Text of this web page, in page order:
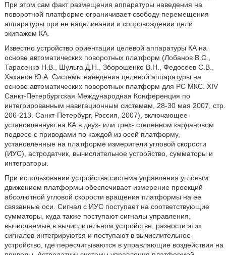
При этом сам факт размещения аппаратуры наведения на
поворотной платформе ограничивает свободу перемещения
аппаратуры при ее нацеливании и сопровождении цели
экипажем КА.
Известно устройство ориентации целевой аппаратуры КА на
основе автоматических поворотных платформ (Лобанов B.C.,
Тарасенко Н.В., Шульга Д.Н., Зборошенко В.Н., Федосеев С.В.,
Хаханов Ю.А. Системы наведения целевой аппаратуры на
основе автоматических поворотных платформ для PC МКС. XIV
Санкт-Петербургская Международная Конференция по
интегрированным навигационным системам, 28-30 мая 2007, стр.
206-213. Санкт-Петербург, Россия, 2007), включающее
установленную на КА в двух- или трех- степенном кардановом
подвесе с приводами по каждой из осей платформу,
установленные на платформе измерители угловой скорости
(ИУС), астродатчик, вычислительное устройство, сумматоры и
интеграторы.
При использовании устройства система управления угловым
движением платформы обеспечивает измерение проекций
абсолютной угловой скорости вращения платформы на ее
связанные оси. Сигнал с ИУС поступает на соответствующие
сумматоры, куда также поступают сигналы управления,
вычисляемые в вычислительном устройстве, разности этих
сигналов интегрируются и поступают в вычислительное
устройство, где пересчитываются в управляющие воздействия на